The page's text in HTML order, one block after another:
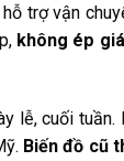
trợ vận
không ép
lễ, cuối
Biến đồ cũ